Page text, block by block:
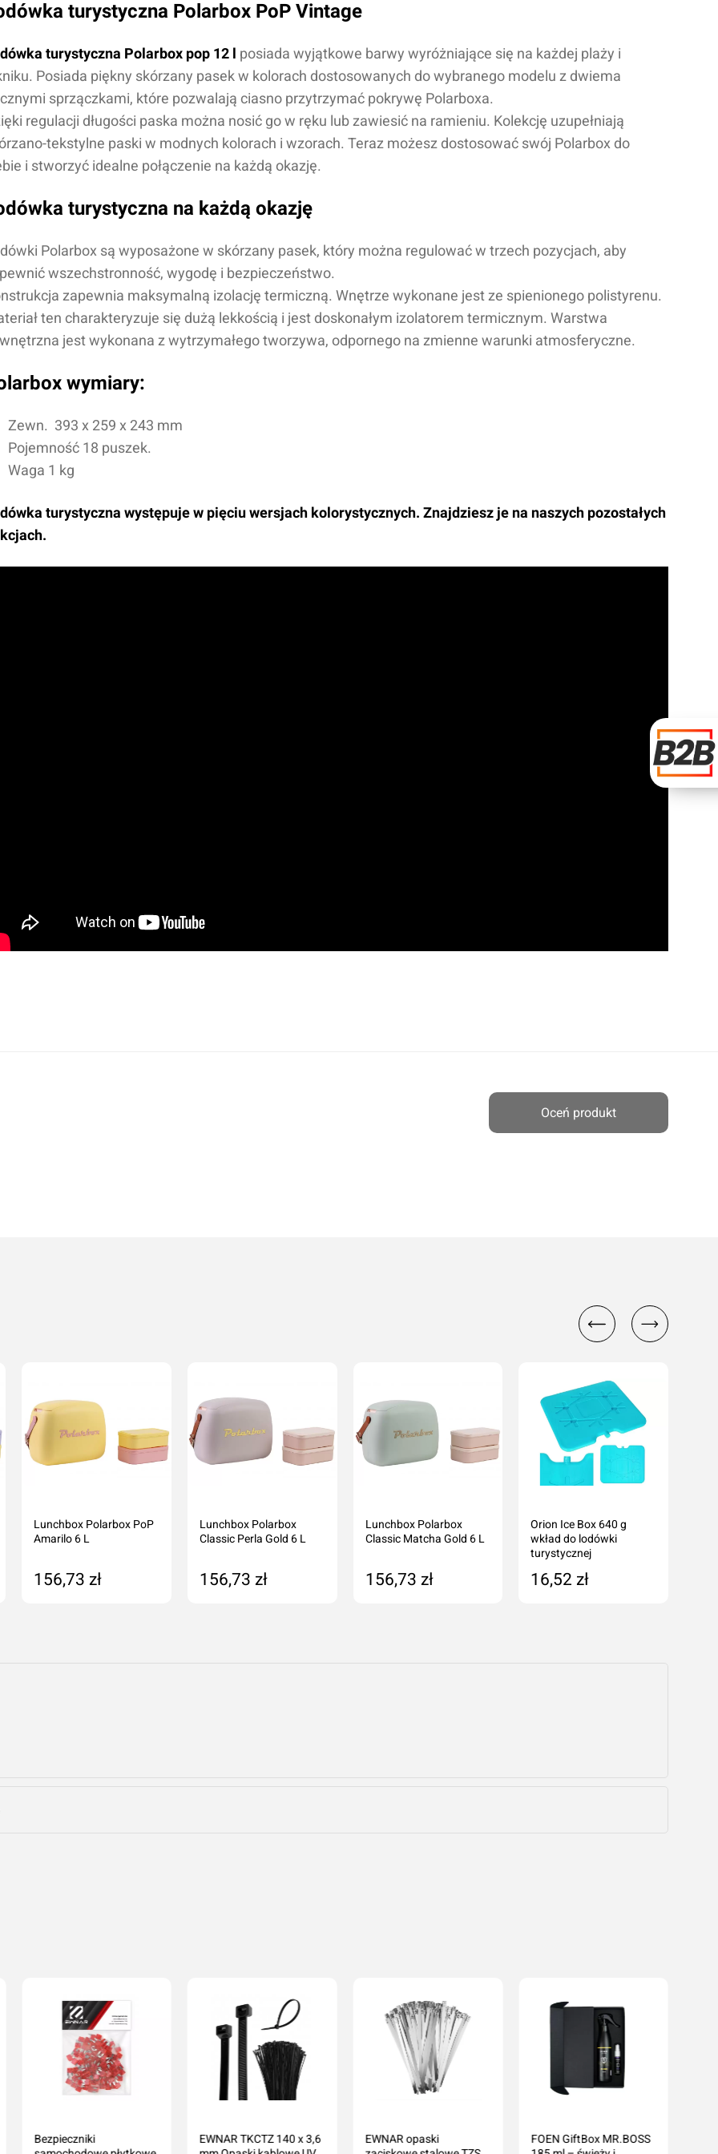
turystyczna Polarbox PoP Vintage
turystyczna Polarbox pop 12 l posiada wyjątkowe barwy wyróżniające się na każdej plaży i
Posiada piękny skórzany pasek w kolorach dostosowanych do wybranego modelu z dwiema
sprzączkami, które pozwalają ciasno przytrzymać pokrywę Polarboxa.
regulacji długości paska można nosić go w ręku lub zawiesić na ramieniu. Kolekcję uzupełniają
tekstylne paski w modnych kolorach i wzorach. Teraz możesz dostosować swój Polarbox do
i stworzyć idealne połączenie na każdą okazję.
turystyczna na każdą okazję
Polarbox są wyposażone w skórzany pasek, który można regulować w trzech pozycjach, aby
wszechstronność, wygodę i bezpieczeństwo.
zapewnia maksymalną izolację termiczną. Wnętrze wykonane jest ze spienionego polistyrenu.
ten charakteryzuje się dużą lekkością i jest doskonałym izolatorem termicznym. Warstwa
jest wykonana z wytrzymałego tworzywa, odpornego na zmienne warunki atmosferyczne.
wymiary:
Zewn. 393 x 259 x 243 mm
Pojemność 18 puszek.
Waga 1 kg
turystyczna występuje w pięciu wersjach kolorystycznych. Znajdziesz je na naszych pozostałych
Oceń produkt
Lunchbox Polarbox PoP
Amarilo 6 L
156,73 zł
Lunchbox Polarbox
Classic Perla Gold 6 L
156,73 zł
Lunchbox Polarbox
Classic Matcha Gold 6 L
156,73 zł
Orion Ice Box 640 g
wkład do lodówki
turystycznej
16,52 zł
Bezpieczniki
EWNAR TKCTZ 140 x 3,6
EWNAR opaski
FOEN GiftBox MR.BOSS